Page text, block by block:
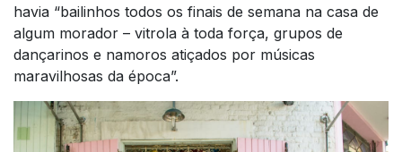
havia “bailinhos todos os finais de semana na casa de
algum morador – vitrola à toda força, grupos de
dançarinos e namoros atiçados por músicas
maravilhosas da época”.